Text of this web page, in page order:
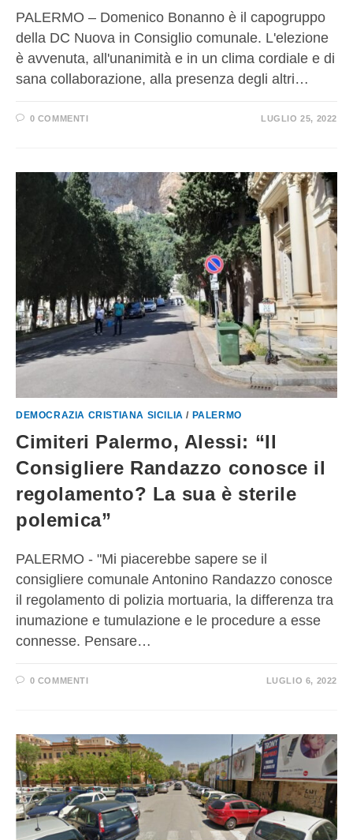
PALERMO – Domenico Bonanno è il capogruppo
della DC Nuova in Consiglio comunale. L'elezione
è avvenuta, all'unanimità e in un clima cordiale e di
sana collaborazione, alla presenza degli altri…
0 COMMENTI LUGLIO 25, 2022
DEMOCRAZIA CRISTIANA SICILIA / PALERMO
Cimiteri Palermo, Alessi: “Il
Consigliere Randazzo conosce il
regolamento? La sua è sterile
polemica”
PALERMO - "Mi piacerebbe sapere se il
consigliere comunale Antonino Randazzo conosce
il regolamento di polizia mortuaria, la differenza tra
inumazione e tumulazione e le procedure a esse
connesse. Pensare…
0 COMMENTI LUGLIO 6, 2022